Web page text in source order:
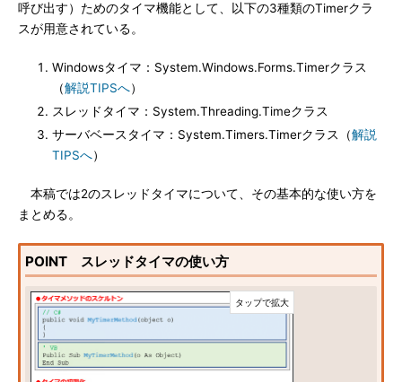
呼び出す）ためのタイマ機能として、以下の3種類のTimerクラ
スが用意されている。
Windowsタイマ：System.Windows.Forms.Timerクラス
（解説TIPSへ）
スレッドタイマ：System.Threading.Timeクラス
サーバベースタイマ：System.Timers.Timerクラス（解説
TIPSへ）
本稿では2のスレッドタイマについて、その基本的な使い方を
まとめる。
POINT スレッドタイマの使い方